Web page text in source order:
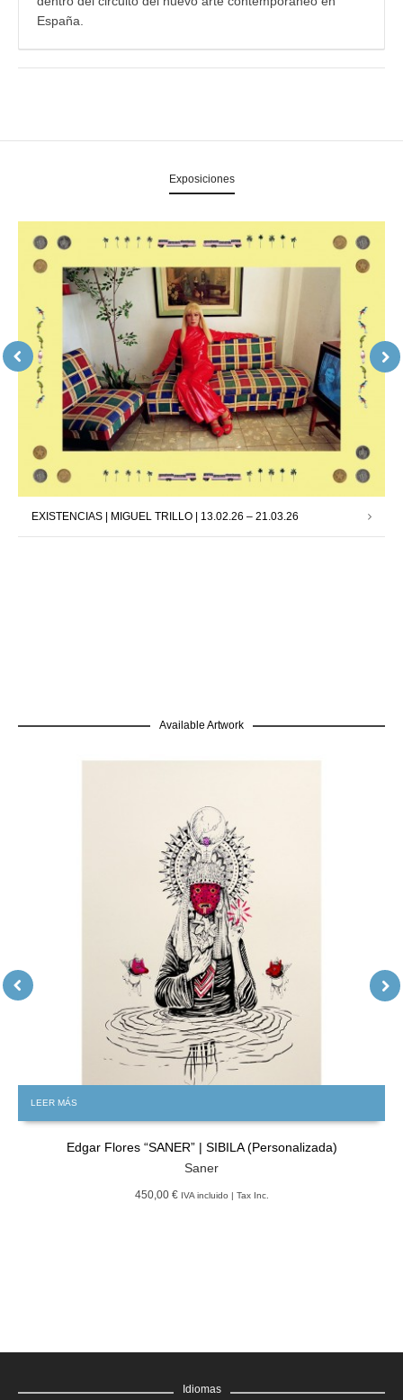
España.
Exposiciones
EXISTENCIAS | MIGUEL TRILLO | 13.02.26 – 21.03.26
Available Artwork
LEER MÁS
Edgar Flores “SANER” | SIBILA (Personalizada)
Saner
450,00 € IVA incluido | Tax Inc.
Idiomas